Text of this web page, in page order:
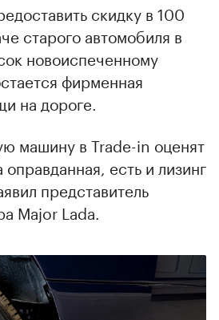
скидку в 100
старого автомобиля в
новоиспеченному
фирменная
на дороге.
машину в Trade-in оценят
есть и лизинг
представитель
Major Lada.